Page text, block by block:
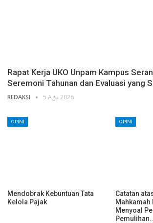
Rapat Kerja UKO Unpam Kampus
Seremoni Tahunan dan Evaluasi yang
REDAKSI 5 Agu 2026
OPINI
Mendobrak Kebuntuan Tata
Kelola Pajak
OPINI
Catatan
Menyoal